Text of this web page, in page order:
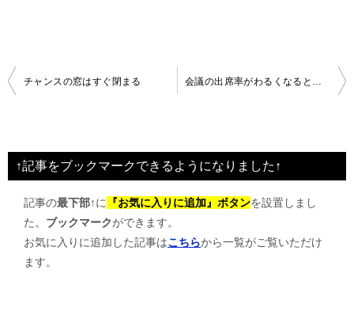
投
ビ
ゲ
チャンスの窓はすぐ閉まる
↑記事をブックマークできるようになりました↑
記事の最下部↑に 『お気に入りに追加』ボタンを設置しまし
た。 ブックマークができます。
お気に入りに追加した記事はこちらから一覧がご覧いただけ
ます。